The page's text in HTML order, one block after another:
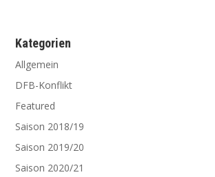
Kate­go­rien
Allgemein
DFB-Konflikt
Featured
Saison 2018/19
Saison 2019/20
Saison 2020/21